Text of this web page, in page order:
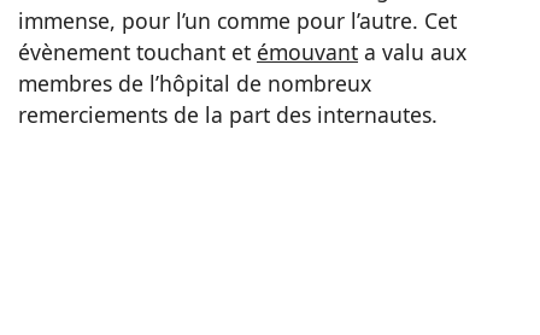
immense, pour l’un comme pour l’autre. Cet
évènement touchant et émouvant a valu aux
membres de l’hôpital de nombreux
remerciements de la part des internautes.